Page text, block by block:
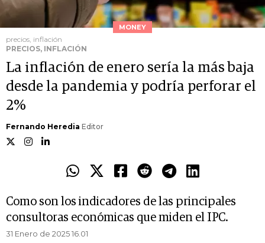
MONEY
precios, inflación
PRECIOS, INFLACIÓN
La inflación de enero sería la más baja
desde la pandemia y podría perforar el
2%
Fernando Heredia Editor
Como son los indicadores de las principales
consultoras económicas que miden el IPC.
31 Enero de 2025 16.01